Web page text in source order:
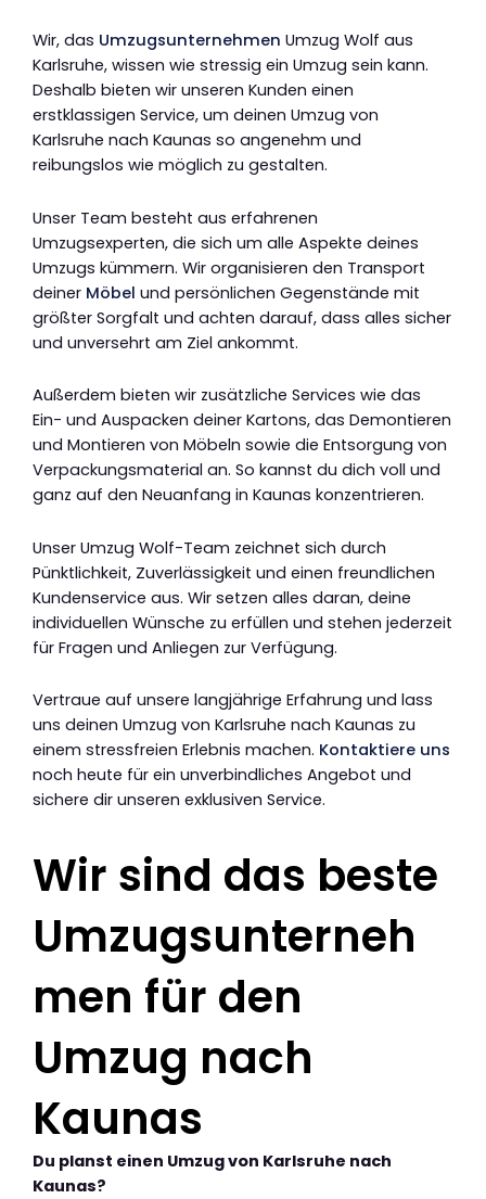
Wir, das Umzugsunternehmen Umzug Wolf aus
Karlsruhe, wissen wie stressig ein Umzug sein kann.
Deshalb bieten wir unseren Kunden einen
erstklassigen Service, um deinen Umzug von
Karlsruhe nach Kaunas so angenehm und
reibungslos wie möglich zu gestalten.
Unser Team besteht aus erfahrenen
Umzugsexperten, die sich um alle Aspekte deines
Umzugs kümmern. Wir organisieren den Transport
deiner Möbel und persönlichen Gegenstände mit
größter Sorgfalt und achten darauf, dass alles sicher
und unversehrt am Ziel ankommt.
Außerdem bieten wir zusätzliche Services wie das
Ein- und Auspacken deiner Kartons, das Demontieren
und Montieren von Möbeln sowie die Entsorgung von
Verpackungsmaterial an. So kannst du dich voll und
ganz auf den Neuanfang in Kaunas konzentrieren.
Unser Umzug Wolf-Team zeichnet sich durch
Pünktlichkeit, Zuverlässigkeit und einen freundlichen
Kundenservice aus. Wir setzen alles daran, deine
individuellen Wünsche zu erfüllen und stehen jederzeit
für Fragen und Anliegen zur Verfügung.
Vertraue auf unsere langjährige Erfahrung und lass
uns deinen Umzug von Karlsruhe nach Kaunas zu
einem stressfreien Erlebnis machen. Kontaktiere uns
noch heute für ein unverbindliches Angebot und
sichere dir unseren exklusiven Service.
Wir sind das beste
Umzugsunterneh
men für den
Umzug nach
Kaunas
Du planst einen Umzug von Karlsruhe nach
Kaunas?